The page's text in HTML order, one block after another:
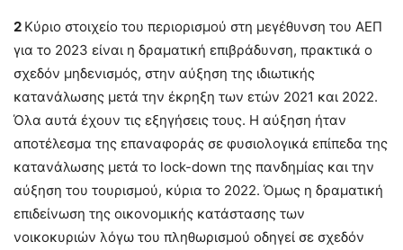
2 Κύριο στοιχείο του περιορισμού στη μεγέθυνση του ΑΕΠ
για το 2023 είναι η δραματική επιβράδυνση, πρακτικά ο
σχεδόν μηδενισμός, στην αύξηση της ιδιωτικής
κατανάλωσης μετά την έκρηξη των ετών 2021 και 2022.
Όλα αυτά έχουν τις εξηγήσεις τους. Η αύξηση ήταν
αποτέλεσμα της επαναφοράς σε φυσιολογικά επίπεδα της
κατανάλωσης μετά το lock-down της πανδημίας και την
αύξηση του τουρισμού, κύρια το 2022. Όμως η δραματική
επιδείνωση της οικονομικής κατάστασης των
νοικοκυριών λόγω του πληθωρισμού οδηγεί σε σχεδόν